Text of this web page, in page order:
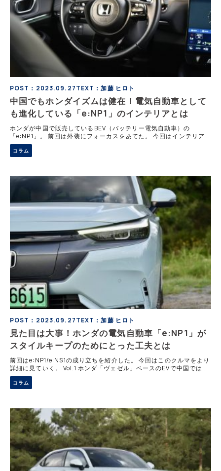
POST：2023.09.27TEXT：加藤 ヒロト
中国でもホンダイズムは健在！電気自動車として
も進化している「e:NP1」のインテリアとは
ホンダが中国で販売しているBEV（バッテリー電気自動車）の
「e:NP1」。 前回は外装にフォーカスをあてた。 今回はインテリア
に注目する。 Vol.1 ホンダ「ヴェゼル」ベースのEVで中国ではすでに
2世代目！「ホンダe:
コラム
POST：2023.09.27TEXT：加藤 ヒロト
見た目は大事！ホンダの電気自動車「e:NP1」が
スタイルキープのためにとった工夫とは
前回はe:NP1/e:NS1の成り立ちを紹介した。 今回はこのクルマをより
詳細に見ていく。 Vol.1 ホンダ「ヴェゼル」ベースのEVで中国ではす
でに2世代目！「ホンダe:NP1」ってどんなクルマ？ e:N
コラム